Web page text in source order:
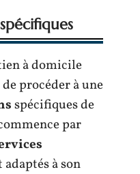
à domicile
procéder à une
spécifiques de
par
à son